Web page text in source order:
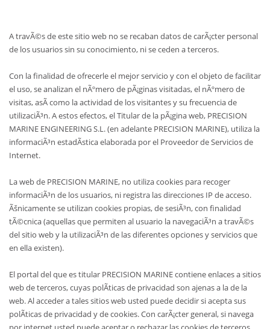
A travÃ©s de este sitio web no se recaban datos de carÃ¡cter personal
de los usuarios sin su conocimiento, ni se ceden a terceros.
Con la finalidad de ofrecerle el mejor servicio y con el objeto de facilitar
el uso, se analizan el nÃºmero de pÃ¡ginas visitadas, el nÃºmero de
visitas, asÃ­ como la actividad de los visitantes y su frecuencia de
utilizaciÃ³n. A estos efectos, el Titular de la pÃ¡gina web, PRECISION
MARINE ENGINEERING S.L. (en adelante PRECISION MARINE), utiliza la
informaciÃ³n estadÃ­stica elaborada por el Proveedor de Servicios de
Internet.
La web de PRECISION MARINE, no utiliza cookies para recoger
informaciÃ³n de los usuarios, ni registra las direcciones IP de acceso.
Ãšnicamente se utilizan cookies propias, de sesiÃ³n, con finalidad
tÃ©cnica (aquellas que permiten al usuario la navegaciÃ³n a travÃ©s
del sitio web y la utilizaciÃ³n de las diferentes opciones y servicios que
en ella existen).
El portal del que es titular PRECISION MARINE contiene enlaces a sitios
web de terceros, cuyas polÃ­ticas de privacidad son ajenas a la de la
web. Al acceder a tales sitios web usted puede decidir si acepta sus
polÃ­ticas de privacidad y de cookies. Con carÃ¡cter general, si navega